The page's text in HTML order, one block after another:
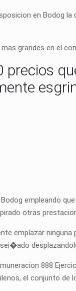
en Bodog
grandes en el
precios
empleando
otras
emplazar
888
el conjunto de